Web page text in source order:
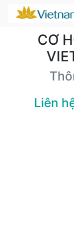
CƠ
Liên